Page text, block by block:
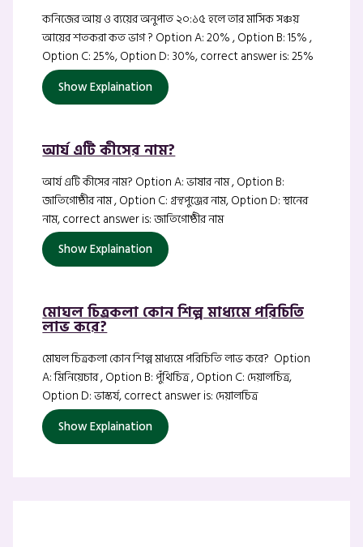
কনিজের আয় ও ব্যয়ের অনুপাত ২০:১৫ হলে তার মাসিক সঞ্চয়
আয়ের শতকরা কত ভাগ ? Option A: 20% , Option B: 15% ,
Option C: 25%, Option D: 30%, correct answer is: 25%
Show Explaination
আর্য এটি কীসের নাম?
আর্য এটি কীসের নাম? Option A: ভাষার নাম , Option B:
জাতিগোষ্ঠীর নাম , Option C: গ্রন্থপুঞ্জের নাম, Option D: স্থানের
নাম, correct answer is: জাতিগোষ্ঠীর নাম
Show Explaination
মোঘল চিত্রকলা কোন শিল্প মাধ্যমে পরিচিতি
লাভ করে?
মোঘল চিত্রকলা কোন শিল্প মাধ্যমে পরিচিতি লাভ করে? Option
A: মিনিয়েচার , Option B: পুঁথিচিত্র , Option C: দেয়ালচিত্র,
Option D: ভাস্কর্য, correct answer is: দেয়ালচিত্র
Show Explaination